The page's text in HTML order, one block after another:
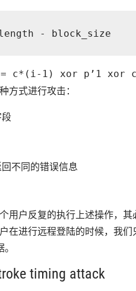
- block_size
c*(i-1) xor p’1 xor
方式进行攻击：
不同的错误信息
用户反复的执行上述操作，
在进行远程登陆的时候，我
timing attack